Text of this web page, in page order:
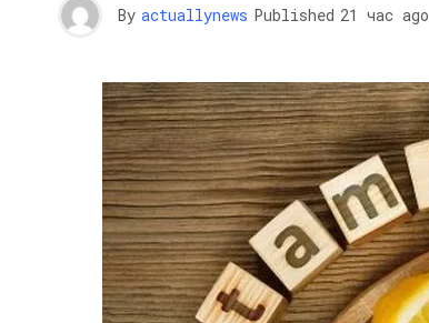
By actuallynews Published 21 час ago